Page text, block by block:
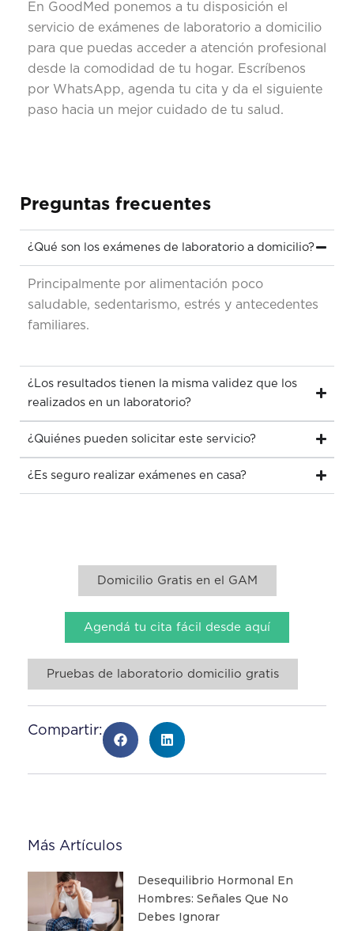
En GoodMed ponemos a tu disposición el
servicio de exámenes de laboratorio a domicilio
para que puedas acceder a atención profesional
desde la comodidad de tu hogar. Escríbenos
por WhatsApp, agenda tu cita y da el siguiente
paso hacia un mejor cuidado de tu salud.
Preguntas frecuentes
¿Qué son los exámenes de laboratorio a domicilio?
Principalmente por alimentación poco
saludable, sedentarismo, estrés y antecedentes
familiares.
¿Los resultados tienen la misma validez que los
realizados en un laboratorio?
¿Quiénes pueden solicitar este servicio?
¿Es seguro realizar exámenes en casa?
Domicilio Gratis en el GAM
Agendá tu cita fácil desde aquí
Pruebas de laboratorio domicilio gratis
Compartir:
Más Artículos
Desequilibrio Hormonal En
Hombres: Señales Que No
Debes Ignorar